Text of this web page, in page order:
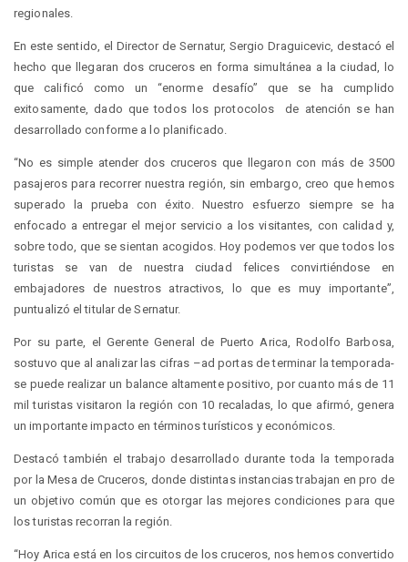
regionales.
En este sentido, el Director de Sernatur, Sergio Draguicevic, destacó el
hecho que llegaran dos cruceros en forma simultánea a la ciudad, lo
que calificó como un “enorme desafío” que se ha cumplido
exitosamente, dado que todos los protocolos de atención se han
desarrollado conforme a lo planificado.
“No es simple atender dos cruceros que llegaron con más de 3500
pasajeros para recorrer nuestra región, sin embargo, creo que hemos
superado la prueba con éxito. Nuestro esfuerzo siempre se ha
enfocado a entregar el mejor servicio a los visitantes, con calidad y,
sobre todo, que se sientan acogidos. Hoy podemos ver que todos los
turistas se van de nuestra ciudad felices convirtiéndose en
embajadores de nuestros atractivos, lo que es muy importante”,
puntualizó el titular de Sernatur.
Por su parte, el Gerente General de Puerto Arica, Rodolfo Barbosa,
sostuvo que al analizar las cifras –ad portas de terminar la temporada-
se puede realizar un balance altamente positivo, por cuanto más de 11
mil turistas visitaron la región con 10 recaladas, lo que afirmó, genera
un importante impacto en términos turísticos y económicos.
Destacó también el trabajo desarrollado durante toda la temporada
por la Mesa de Cruceros, donde distintas instancias trabajan en pro de
un objetivo común que es otorgar las mejores condiciones para que
los turistas recorran la región.
“Hoy Arica está en los circuitos de los cruceros, nos hemos convertido